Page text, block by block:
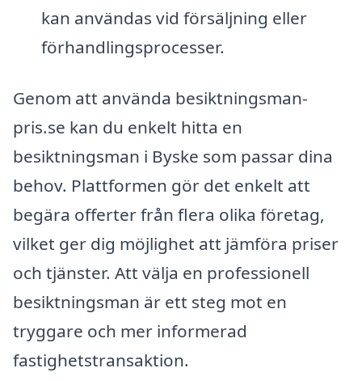
kan användas vid försäljning eller
förhandlingsprocesser.
Genom att använda besiktningsman-
pris.se kan du enkelt hitta en
besiktningsman i Byske som passar dina
behov. Plattformen gör det enkelt att
begära offerter från flera olika företag,
vilket ger dig möjlighet att jämföra priser
och tjänster. Att välja en professionell
besiktningsman är ett steg mot en
tryggare och mer informerad
fastighetstransaktion.